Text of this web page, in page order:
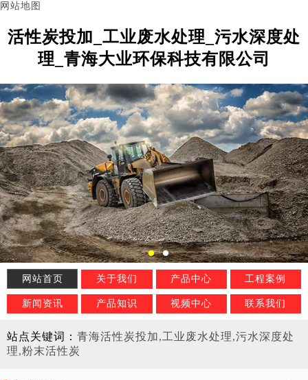
网站地图
活性炭投加_工业废水处理_污水深度处
理_青海大业环保科技有限公司
网站首页 关于我们 产品中心 工程案例
新闻资讯 产品知识 视频中心 联系我们
站点关键词： 青海活性炭投加,工业废水处理,污水深度处
理,粉末活性炭